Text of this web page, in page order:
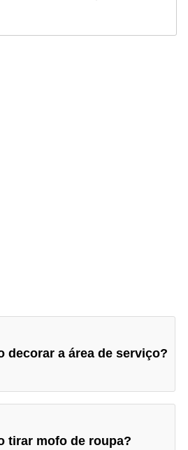
decorar a área de serviço?
tirar mofo de roupa?